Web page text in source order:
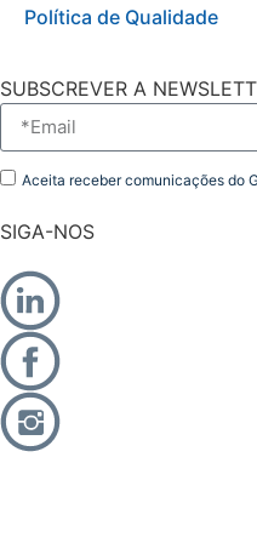
Política de Qualidade
SUBSCREVER A
Aceita receber comunicações do
SIGA-NOS